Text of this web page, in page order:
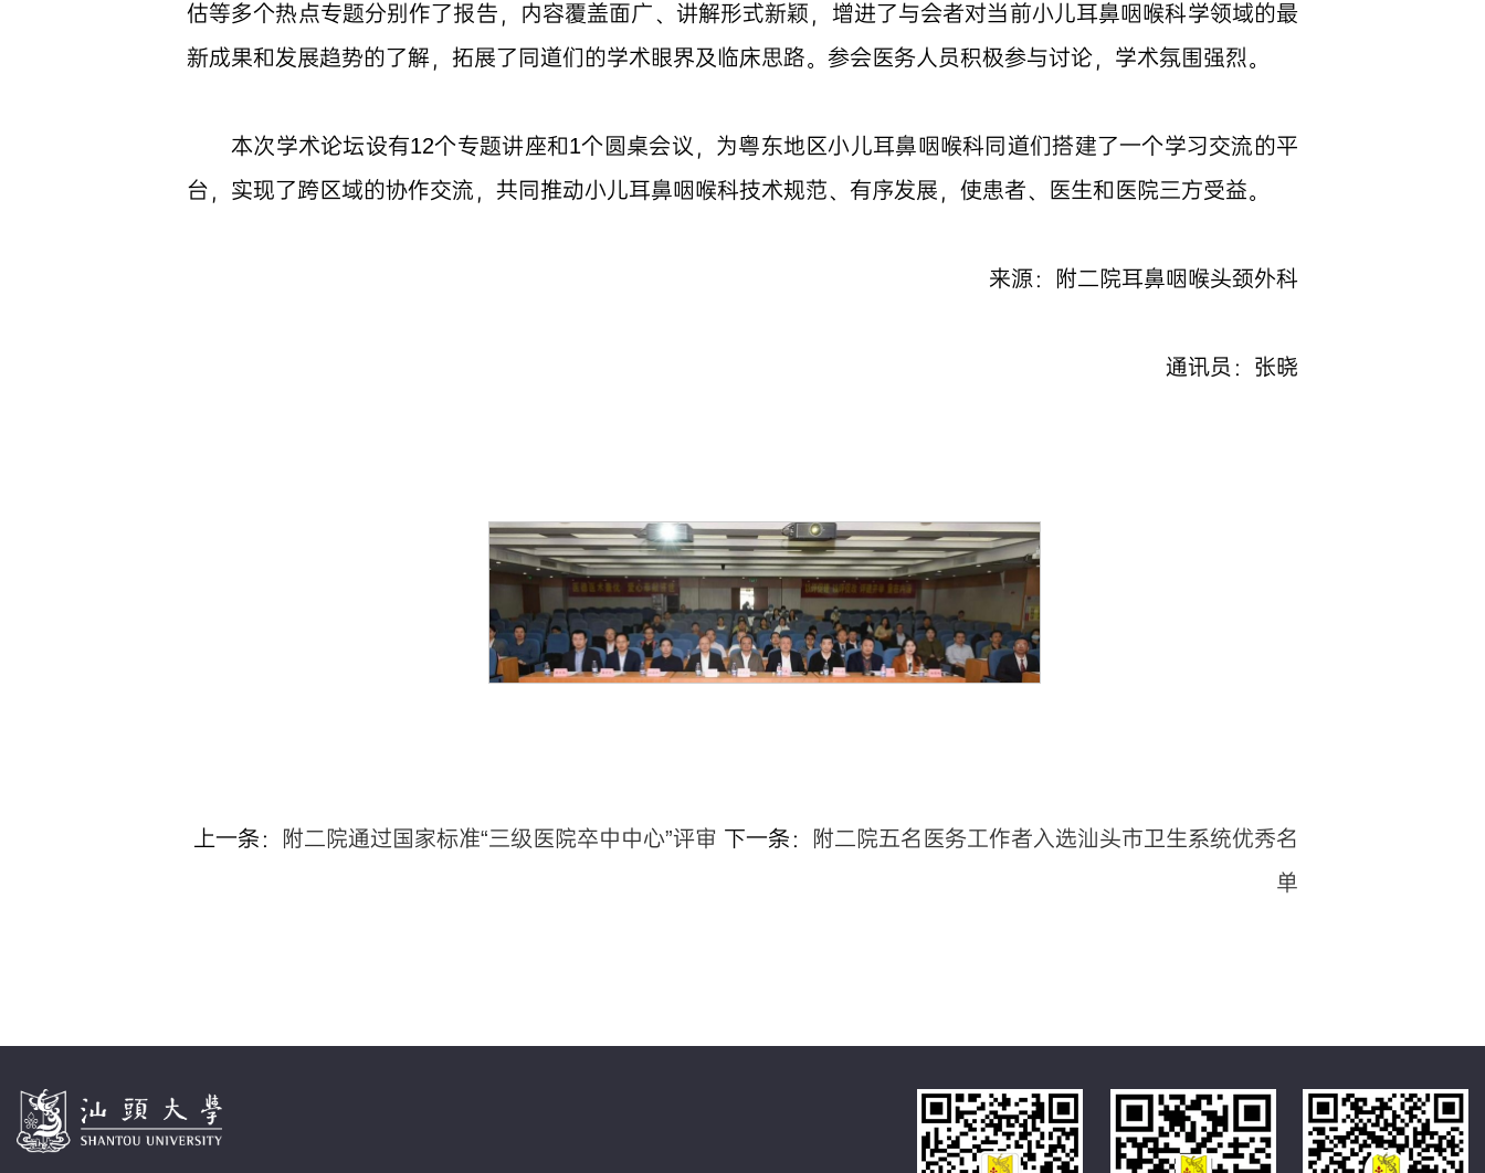
估等多个热点专题分别作了报告，内容覆盖面广、讲解形式新颖，增进了与会者对当前小儿耳鼻咽喉科学领域的最
新成果和发展趋势的了解，拓展了同道们的学术眼界及临床思路。参会医务人员积极参与讨论，学术氛围强烈。
本次学术论坛设有12个专题讲座和1个圆桌会议，为粤东地区小儿耳鼻咽喉科同道们搭建了一个学习交流的平
台，实现了跨区域的协作交流，共同推动小儿耳鼻咽喉科技术规范、有序发展，使患者、医生和医院三方受益。
来源：附二院耳鼻咽喉头颈外科
通讯员：张晓
上一条： 附二院通过国家标准“三级医院卒中中心”评审 下一条：
附二院五名医务工作者入选汕头市卫生系统优秀名
单